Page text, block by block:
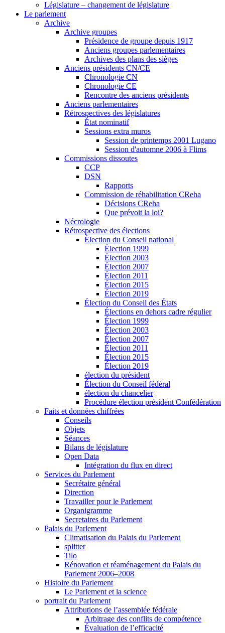
Législature – changement de législature
Le parlement
Archive
Archive groupes
Présidence de groupe depuis 1917
Anciens groupes parlementaires
Archives des plans des sièges
Anciens présidents CN/CE
Chronologie CN
Chronologie CE
Rencontre des anciens présidents
Anciens parlementaires
Rétrospectives des législatures
État nominatif
Sessions extra muros
Session de printemps 2001 Lugano
Session d'automne 2006 à Flims
Commissions dissoutes
CCP
DSN
Rapports
Commission de réhabilitation CReha
Décisions CReha
Que prévoit la loi?
Nécrologie
Rétrospective des élections
Élection du Conseil national
Élection 1999
Élection 2003
Élection 2007
Élection 2011
Élection 2015
Élection 2019
Élection du Conseil des États
Élections en dehors cadre régulier
Élection 1999
Élection 2003
Élection 2007
Élection 2011
Élection 2015
Élection 2019
élection du président
Élection du Conseil fédéral
élection du chancelier
Procédure élection président Confédération
Faits et données chiffrées
Conseils
Objets
Séances
Bilans de législature
Open Data
Intégration du flux en direct
Services du Parlement
Secrétaire général
Direction
Travailler pour le Parlement
Organigramme
Secretaires du Parlement
Palais du Parlement
Climatisation du Palais du Parlement
splitter
Tilo
Rénovation et réaménagement du Palais du
Parlement 2006–2008
Histoire du Parlement
Le Parlement et la science
portrait du Parlement
Attributions de l’assemblée fédérale
Arbitrage des conflits de compétence
Évaluation de l’efficacité